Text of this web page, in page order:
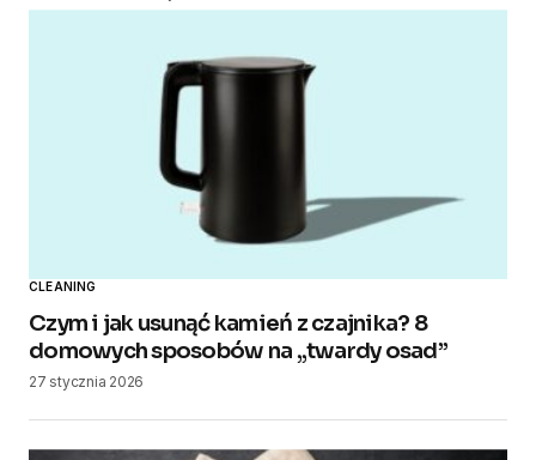
CLEANING
Czym i jak usunąć kamień z czajnika? 8
domowych sposobów na „twardy osad”
27 stycznia 2026